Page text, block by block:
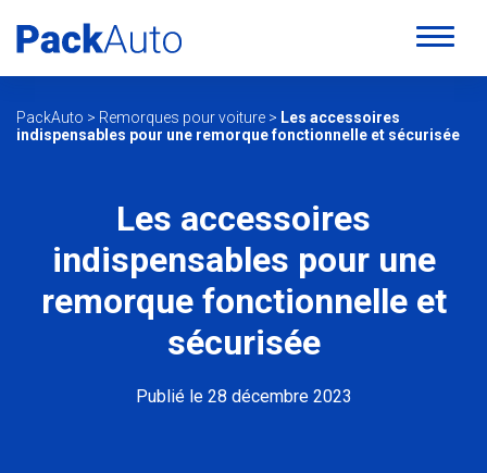
PackAuto > Remorques pour voiture > Les accessoires
indispensables pour une remorque fonctionnelle et sécurisée
Les accessoires
indispensables pour une
remorque fonctionnelle et
sécurisée
Publié le 28 décembre 2023